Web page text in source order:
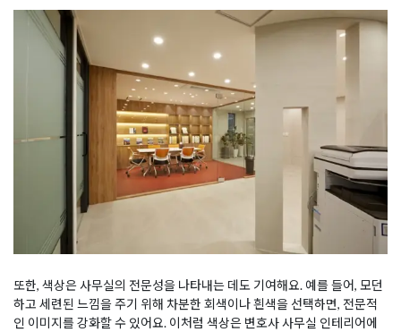
또한, 색상은 사무실의 전문성을 나타내는 데도 기여해요. 예를 들어, 모던
하고 세련된 느낌을 주기 위해 차분한 회색이나 흰색을 선택하면, 전문적
인 이미지를 강화할 수 있어요. 이처럼 색상은 변호사 사무실 인테리어에